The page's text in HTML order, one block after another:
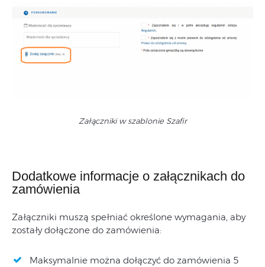
Załączniki w szablonie Szafir
Dodatkowe informacje o załącznikach do
zamówienia
Załączniki muszą spełniać określone wymagania, aby
zostały dołączone do zamówienia:
Maksymalnie można dołączyć do zamówienia 5